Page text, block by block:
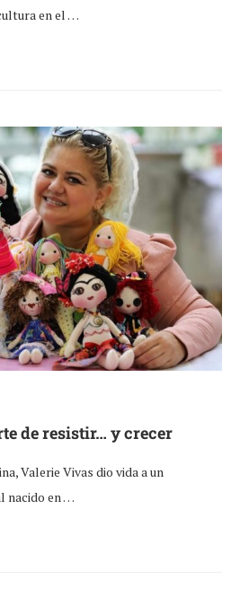
en el …
de resistir… y crecer
Valerie Vivas dio vida a un
nacido en …